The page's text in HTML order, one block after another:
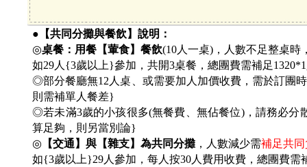
●【共同分攤與餐飲】說明：
◎桌餐：用餐【葷食】餐飲(10人一桌)，人數不足整桌時
如29人{3歲以上}參加，共開3桌餐，總團費需補足
◎部分餐廳無12人桌、或需要加人加價收費，需於訂團
則需補單人餐差}
◎若未滿3歲的小孩很多(無餐費、無佔餐位)，請務必分
算足夠，則另當別論}
◎ 【交通】與【雜支】為共同分攤 ，人數減少需補足共同
如{3歲以上}29人參加，每人按30人費用收費，總團費